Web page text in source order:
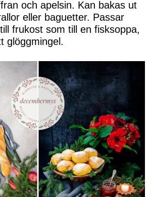
och apelsin. Kan bakas ut
eller baguetter. Passar
frukost som till en fisksoppa,
glöggmingel.